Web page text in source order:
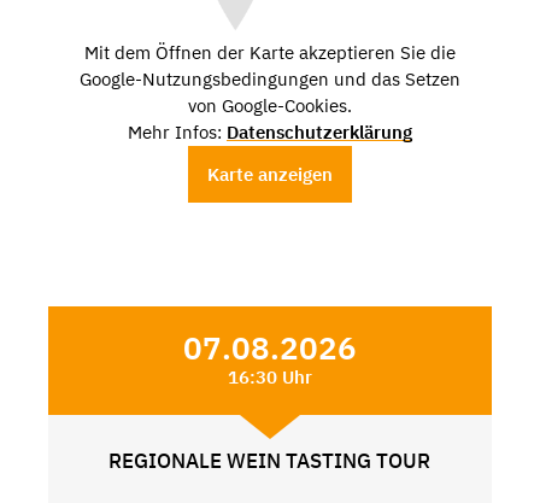
Mit dem Öffnen der Karte akzeptieren Sie die
Google-Nutzungsbedingungen und das Setzen
von Google-Cookies.
Mehr Infos: Datenschutzerklärung
Karte anzeigen
07.08.2026
16:30 Uhr
REGIONALE WEIN TASTING TOUR